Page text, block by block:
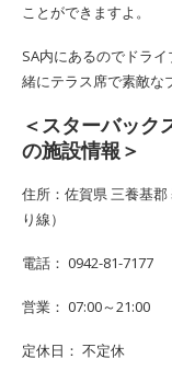
ことができますよ。
SA内にあるのでドラ
緒にテラス席で素敵な
＜スターバック
の施設情報＞
住所：佐賀県 三養基
り線）
電話： 0942-81-7177
営業： 07:00～21:00
定休日： 不定休